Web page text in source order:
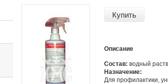
Купить
Описание
Состав: водный
Назначение:
Для профилактики,